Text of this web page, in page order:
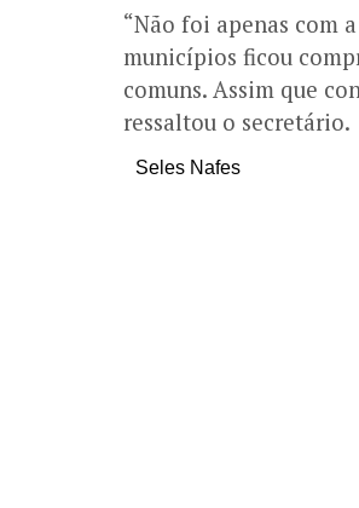
“Não foi apenas com
municípios ficou
comuns. Assim que
ressaltou o secretário.
Seles Nafes